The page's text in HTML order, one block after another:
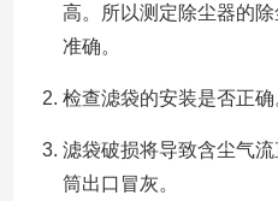
高。所以测定除尘器的
准确。
检查滤袋的安装是否正确
滤袋破损将导致含尘气
筒出口冒灰。